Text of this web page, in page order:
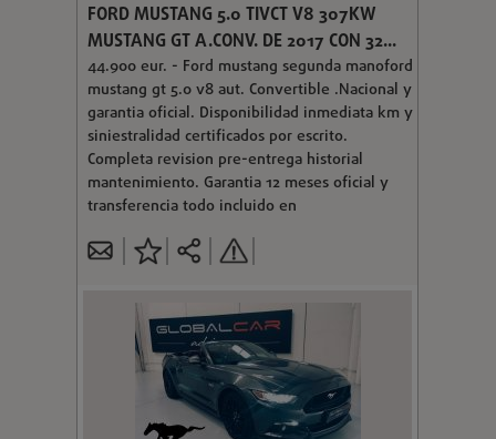
FORD MUSTANG 5.0 TIVCT V8 307KW
MUSTANG GT A.CONV. DE 2017 CON 32...
44.900 eur. - Ford mustang segunda manoford
mustang gt 5.0 v8 aut. Convertible .Nacional y
garantia oficial. Disponibilidad inmediata km y
siniestralidad certificados por escrito.
Completa revision pre-entrega historial
mantenimiento. Garantia 12 meses oficial y
transferencia todo incluido en